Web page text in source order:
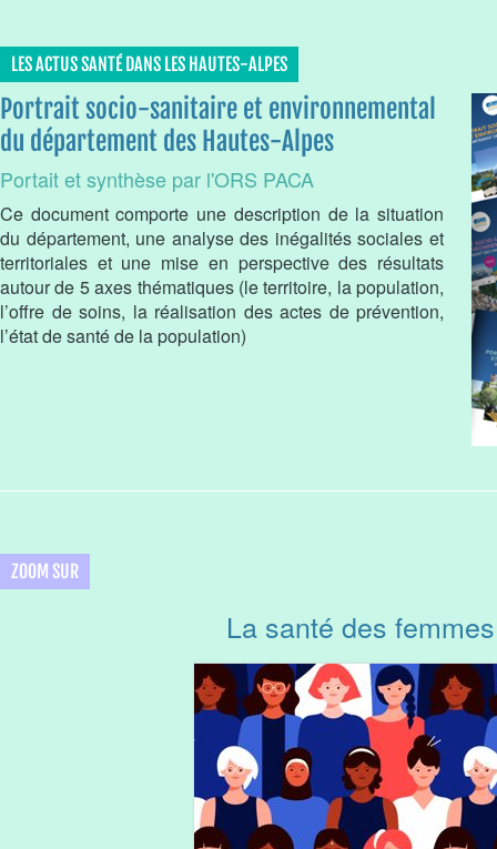
LES ACTUS SANTÉ DANS LES HAUTES-ALPES
Portrait socio-sanitaire et environnemental
du département des Hautes-Alpes
Portait et synthèse par l'ORS PACA
Ce document comporte une description de la situation
du département, une analyse des inégalités sociales et
territoriales et une mise en perspective des résultats
autour de 5 axes thématiques (le territoire, la population,
l’offre de soins, la réalisation des actes de prévention,
l’état de santé de la population)
ZOOM SUR
La santé des femmes